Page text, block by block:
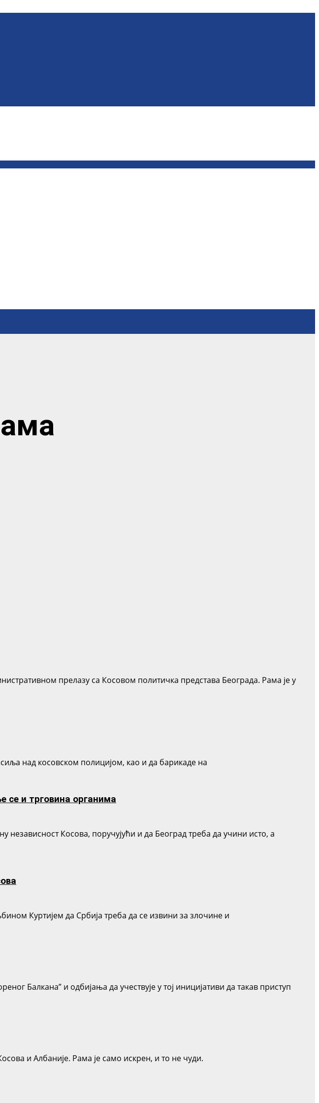
прелазу са Косовом политичка представа Београда. Рама је у
над косовском полицијом, као и да барикаде на
и трговина органима
независност Косова, поручујући и да Београд треба да учини исто, а
Куртијем да Србија треба да се извини за злочине и
Балкана” и одбијања да учествује у тој иницијативи да такав приступ
и Албаније. Рама је само искрен, и то не чуди.